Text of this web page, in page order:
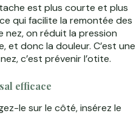
est plus courte et plus
qui facilite la remontée des
on réduit la pression
et donc la douleur. C’est une
c’est prévenir l’otite.
efficace
le sur le côté, insérez le